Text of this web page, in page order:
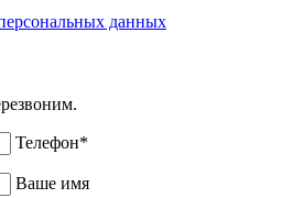
данных
Телефон*
Ваше имя